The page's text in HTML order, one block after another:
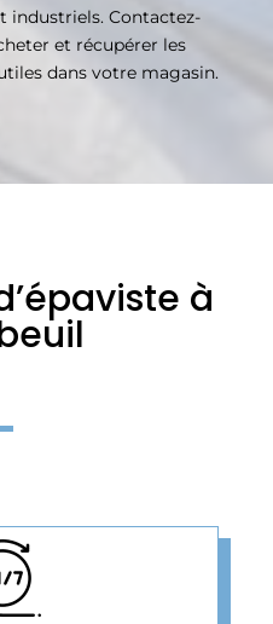
industriels. Contactez-
et récupérer les
dans votre magasin.
à